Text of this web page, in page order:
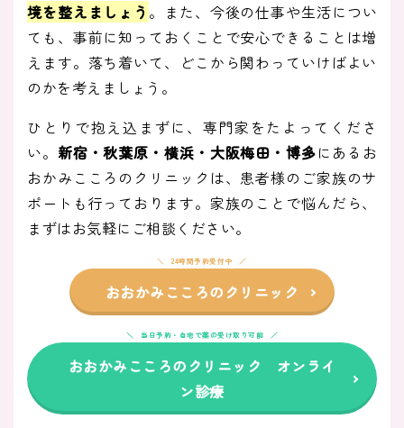
境を整えましょう 。また、今後の仕事や生活につい
ても、事前に知っておくことで安心できることは増
えます。落ち着いて、どこから関わっていけばよい
のかを考えましょう。
ひとりで抱え込まずに、専門家をたよってくださ
い。 新宿・秋葉原・横浜・大阪梅田・博多にあるお
おかみこころのクリニックは、患者様のご家族のサ
ポートも行っております。家族のことで悩んだら、
まずはお気軽にご相談ください。
24時間予約受付中
おおかみこころのクリニック
当日予約・自宅で薬の受け取り可能
おおかみこころのクリニック オンライ
ン診療